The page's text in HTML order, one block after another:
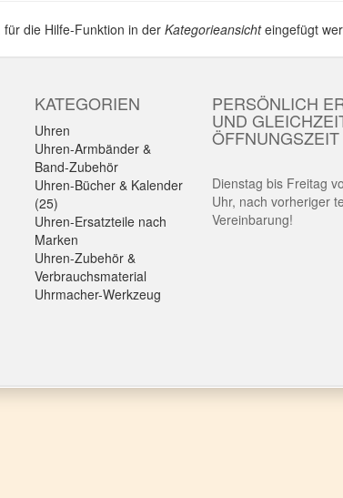
die Hilfe-Funktion in der Kategorieansichteingefügt
KATEGORIEN
Uhren
Uhren-Armbänder &
Band-Zubehör
Uhren-Bücher & Kalender
(25)
Uhren-Ersatzteile nach
Marken
Uhren-Zubehör &
Verbrauchsmaterial
Uhrmacher-Werkzeug
PERSÖNLICH
UND
ÖFFNUNGSZEIT
Dienstag bis Freitag
Uhr, nach vorheriger
Vereinbarung!